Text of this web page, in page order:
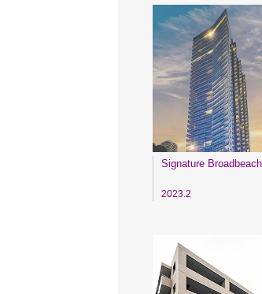
Signature Broadbeach
2023.2